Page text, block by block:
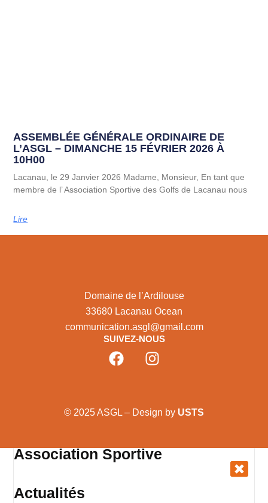
ASSEMBLÉE GÉNÉRALE ORDINAIRE DE
L’ASGL – DIMANCHE 15 FÉVRIER 2026 À
10H00
Lacanau, le 29 Janvier 2026 Madame, Monsieur, En tant que
membre de l’ Association Sportive des Golfs de Lacanau nous
Lire
Domaine de l’Ardilouse
33680 Lacanau Ocean
communication.asgl@gmail.com
SUIVEZ-NOUS
© 2025 ASGL – Design by USTS
Association Sportive
Actualités